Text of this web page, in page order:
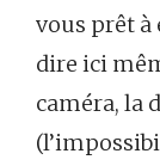
vous prêt à
dire ici
caméra, la